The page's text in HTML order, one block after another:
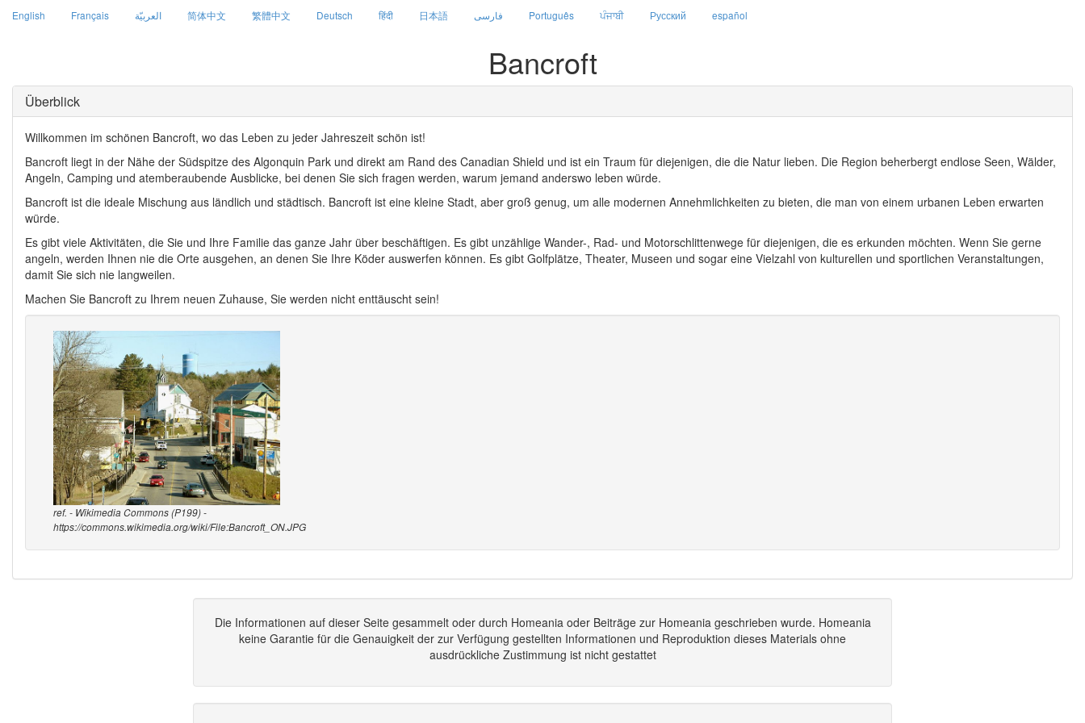
English Français العربيّة 简体中文 繁體中文 Deutsch हिंदी 日本語 فارسی Português ਪੰਜਾਬੀ Русский español
Bancroft
Überblick
Willkommen im schönen Bancroft, wo das Leben zu jeder Jahreszeit schön ist!
Bancroft liegt in der Nähe der Südspitze des Algonquin Park und direkt am Rand des Canadian Shield und ist ein Traum für diejenigen, die die Natur lieben. Die Region beherbergt endlose Seen, Wälder,
Angeln, Camping und atemberaubende Ausblicke, bei denen Sie sich fragen werden, warum jemand anderswo leben würde.
Bancroft ist die ideale Mischung aus ländlich und städtisch. Bancroft ist eine kleine Stadt, aber groß genug, um alle modernen Annehmlichkeiten zu bieten, die man von einem urbanen Leben erwarten
würde.
Es gibt viele Aktivitäten, die Sie und Ihre Familie das ganze Jahr über beschäftigen. Es gibt unzählige Wander-, Rad- und Motorschlittenwege für diejenigen, die es erkunden möchten. Wenn Sie gerne
angeln, werden Ihnen nie die Orte ausgehen, an denen Sie Ihre Köder auswerfen können. Es gibt Golfplätze, Theater, Museen und sogar eine Vielzahl von kulturellen und sportlichen Veranstaltungen,
damit Sie sich nie langweilen.
Machen Sie Bancroft zu Ihrem neuen Zuhause, Sie werden nicht enttäuscht sein!
ref. - Wikimedia Commons (P199) -
https://commons.wikimedia.org/wiki/File:Bancroft_ON.JPG
Die Informationen auf dieser Seite gesammelt oder durch Homeania oder Beiträge zur Homeania geschrieben wurde. Homeania
keine Garantie für die Genauigkeit der zur Verfügung gestellten Informationen und Reproduktion dieses Materials ohne
ausdrückliche Zustimmung ist nicht gestattet